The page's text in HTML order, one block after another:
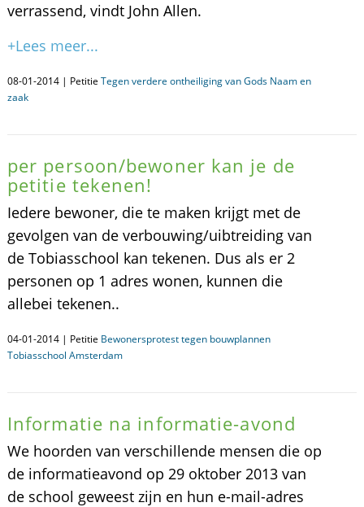
verrassend, vindt John Allen.
+Lees meer...
08-01-2014 | Petitie Tegen verdere ontheiliging van Gods Naam en
zaak
per persoon/bewoner kan je de
petitie tekenen!
Iedere bewoner, die te maken krijgt met de
gevolgen van de verbouwing/uibtreiding van
de Tobiasschool kan tekenen. Dus als er 2
personen op 1 adres wonen, kunnen die
allebei tekenen..
04-01-2014 | Petitie Bewonersprotest tegen bouwplannen
Tobiasschool Amsterdam
Informatie na informatie-avond
We hoorden van verschillende mensen die op
de informatieavond op 29 oktober 2013 van
de school geweest zijn en hun e-mail-adres